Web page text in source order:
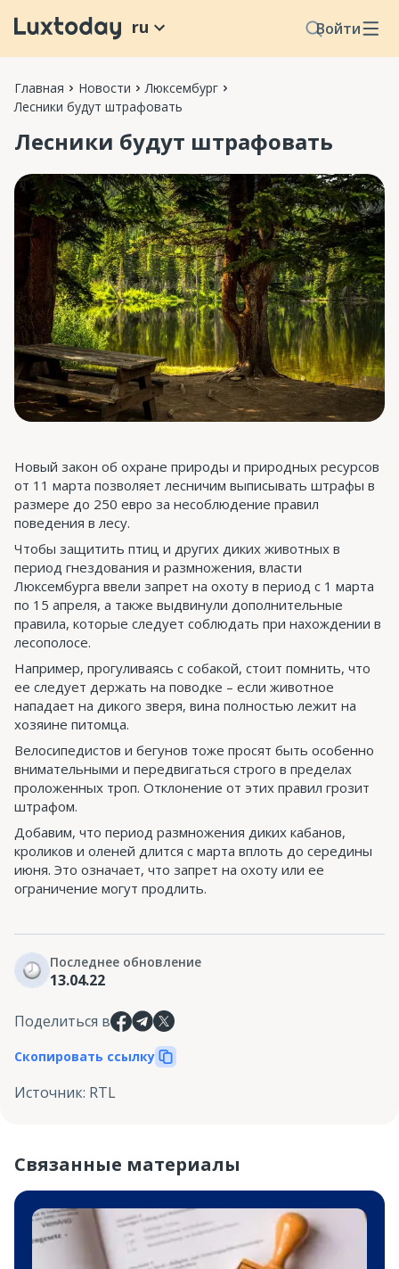
Войти
ru
Главная Новости
Люксембург
Лесники будут штрафовать
Лесники будут штрафовать
Новый закон об охране природы и природных ресурсов
от 11 марта позволяет лесничим выписывать штрафы в
размере до 250 евро за несоблюдение правил
поведения в лесу.
Чтобы защитить птиц и других диких животных в
период гнездования и размножения, власти
Люксембурга ввели запрет на охоту в период с 1 марта
по 15 апреля, а также выдвинули дополнительные
правила, которые следует соблюдать при нахождении в
лесополосе.
Например, прогуливаясь с собакой, стоит помнить, что
ее следует держать на поводке – если животное
нападает на дикого зверя, вина полностью лежит на
хозяине питомца.
Велосипедистов и бегунов тоже просят быть особенно
внимательными и передвигаться строго в пределах
проложенных троп. Отклонение от этих правил грозит
штрафом.
Добавим, что период размножения диких кабанов,
кроликов и оленей длится с марта вплоть до середины
июня. Это означает, что запрет на охоту или ее
ограничение могут продлить.
Последнее обновление
13.04.22
Поделиться в
Скопировать ссылку
Источник: RTL
Связанные материалы